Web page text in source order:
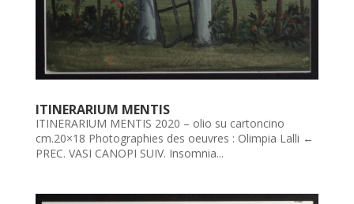
ITINERARIUM MENTIS
ITINERARIUM MENTIS 2020 – olio su cartoncino
cm.20×18 Photographies des oeuvres : Olimpia Lalli ←
PREC. VASI CANOPI SUIV. Insomnia...